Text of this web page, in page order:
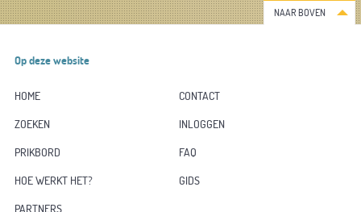
NAAR BOVEN
Op deze website
HOME
CONTACT
ZOEKEN
INLOGGEN
PRIKBORD
FAQ
HOE WERKT HET?
GIDS
PARTNERS